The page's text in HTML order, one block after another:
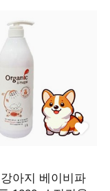
아지 베이비파